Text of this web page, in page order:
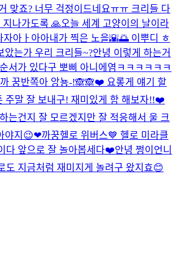
맞죠? 너무 걱정이드네요ㅠㅠ 크리들 다
지나가도록 🙏오늘 세계 고양이의 날이라
자아ㅏ아아내가 찍은 노을🌇🌅 이뿌디 ㅎ
았는가 우리 크리들~?안녕 이렇게 하는거
서가 있다구 뽀삐 아니에염 ㅋㅋㅋㅋㅋㅋ
까 꿍반쪽아 앙뇽-!🙈🙈❤️ 요롷게 얘기 할
주말 잘 보내구! 재미있게 함 해보자!!❤️
는건지 잘 모르겠지만 잘 적응해서 울 크
야지😉❤까꿍헬로 위버스💙 헬로 미라클
다 앞으로 잘 놀아봅세다❤️안녕 쩡이언니
도 지금처럼 재미지게 놀려구 왔지효😊